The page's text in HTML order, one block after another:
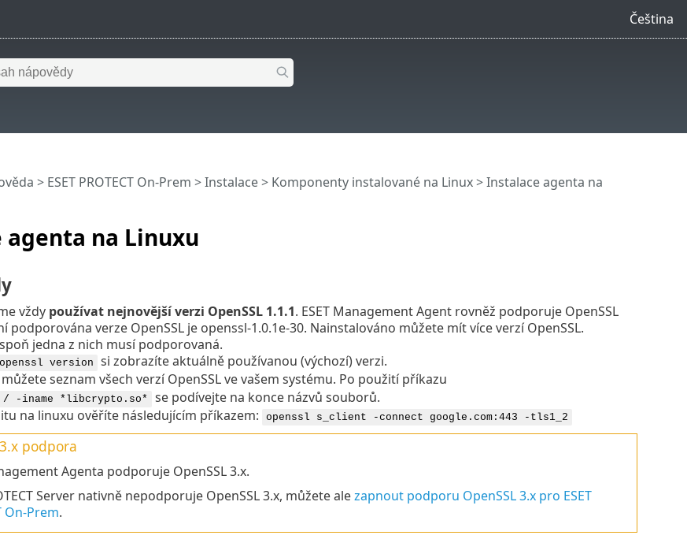
Čeština
na Linuxu
> ESET PROTECT On-Prem >Instalace> Komponenty instalované na Linux> Instalace agenta na
vždy používat nejnovější verzi OpenSSL 1.1.1. ESET Management Agent rovněž podporuje OpenSSL
podporována verze OpenSSL je openssl-1.0.1e-30. Nainstalováno můžete mít více verzí OpenSSL.
jedna z nich musí podporovaná.
openssl version si zobrazíte aktuálně používanou (výchozí) verzi.
seznam všech verzíOpenSSLve vašem systému. Po použití příkazu
/ -iname *libcrypto.so* se podívejte na konce názvů souborů.
na linuxu ověříte následujícím příkazem: openssl s_client -connect google.com:443 -tls1_2
podpora
Agenta podporuje OpenSSL 3.x.
Server nativně nepodporuje OpenSSL 3.x, můžete alezapnout podporu OpenSSL 3.x pro ESET
On-Prem.